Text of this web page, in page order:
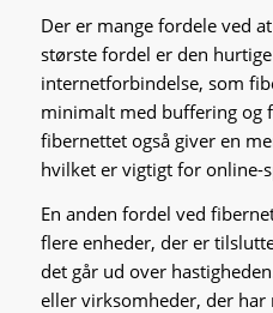
Der er mange fordele ved
største fordel er den
internetforbindelse, som
minimalt med buffering og
fibernettet også giver en
hvilket er vigtigt for online-
En anden fordel ved
flere enheder, der er
det går ud over
eller virksomheder, der har